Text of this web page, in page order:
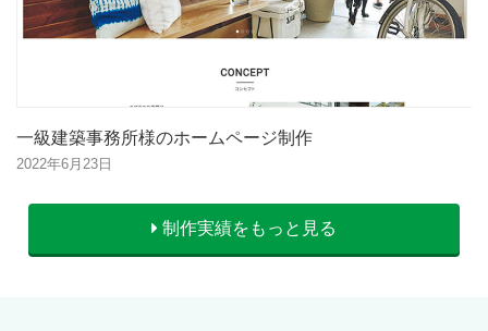
一級建築事務所様のホームページ制作
2022年6月23日
制作実績をもっと見る